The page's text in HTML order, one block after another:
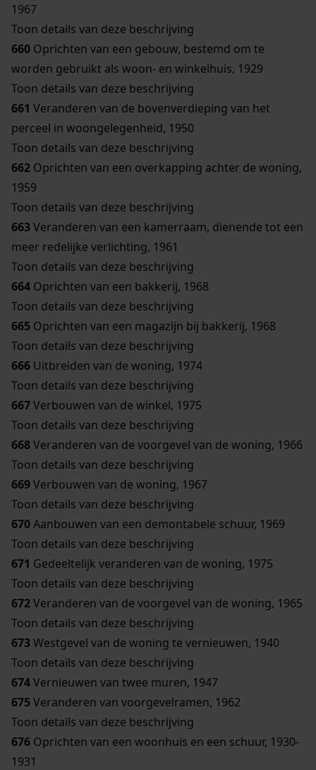
1967
Toon details van deze beschrijving
660 Oprichten van een gebouw, bestemd om te
worden gebruikt als woon- en winkelhuis, 1929
Toon details van deze beschrijving
661 Veranderen van de bovenverdieping van het
perceel in woongelegenheid, 1950
Toon details van deze beschrijving
662 Oprichten van een overkapping achter de woning,
1959
Toon details van deze beschrijving
663Veranderen van een kamerraam, dienende tot een
meer redelijke verlichting, 1961
Toon details van deze beschrijving
664 Oprichten van een bakkerij, 1968
Toon details van deze beschrijving
665 Oprichten van een magazijn bij bakkerij, 1968
Toon details van deze beschrijving
666 Uitbreiden van de woning, 1974
Toon details van deze beschrijving
667Verbouwen van de winkel, 1975
Toon details van deze beschrijving
668Veranderen van de voorgevel van de woning, 1966
Toon details van deze beschrijving
669Verbouwen van de woning, 1967
Toon details van deze beschrijving
670Aanbouwen van een demontabele schuur, 1969
Toon details van deze beschrijving
671 Gedeeltelijk veranderen van de woning, 1975
Toon details van deze beschrijving
672Veranderen van de voorgevel van de woning, 1965
Toon details van deze beschrijving
673Westgevel van de woning te vernieuwen, 1940
Toon details van deze beschrijving
674Vernieuwen van twee muren, 1947
675Veranderen van voorgevelramen, 1962
Toon details van deze beschrijving
676 Oprichten van een woonhuis en een schuur, 1930-
1931